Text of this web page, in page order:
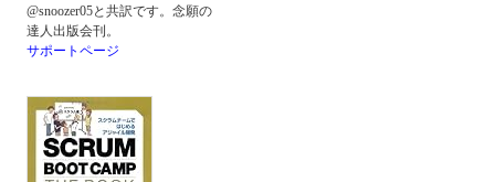
@snoozer05と共訳です。念願の
達人出版会刊。
サポートページ